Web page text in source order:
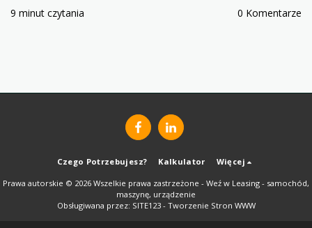
9 minut czytania 0 Komentarze
Czego Potrzebujesz? Kalkulator Więcej
Prawa autorskie © 2026 Wszelkie prawa zastrzeżone - Weź w Leasing - samochód,
maszynę, urządzenie
Obsługiwana przez: SITE123- Tworzenie Stron WWW